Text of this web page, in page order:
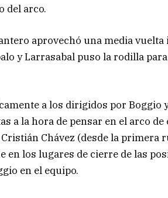
del arco.
aprovechó una media
y Larrasabal puso la rodilla
a los dirigidos por Boggio
a la hora de pensar en el arco
Chávez (desde la primera
en los lugares de cierre de las
en el equipo.